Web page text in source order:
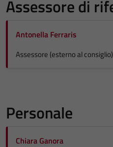
Assessore di
Antonella Ferraris
Assessore (esterno al consiglio)
Personale
Chiara Ganora